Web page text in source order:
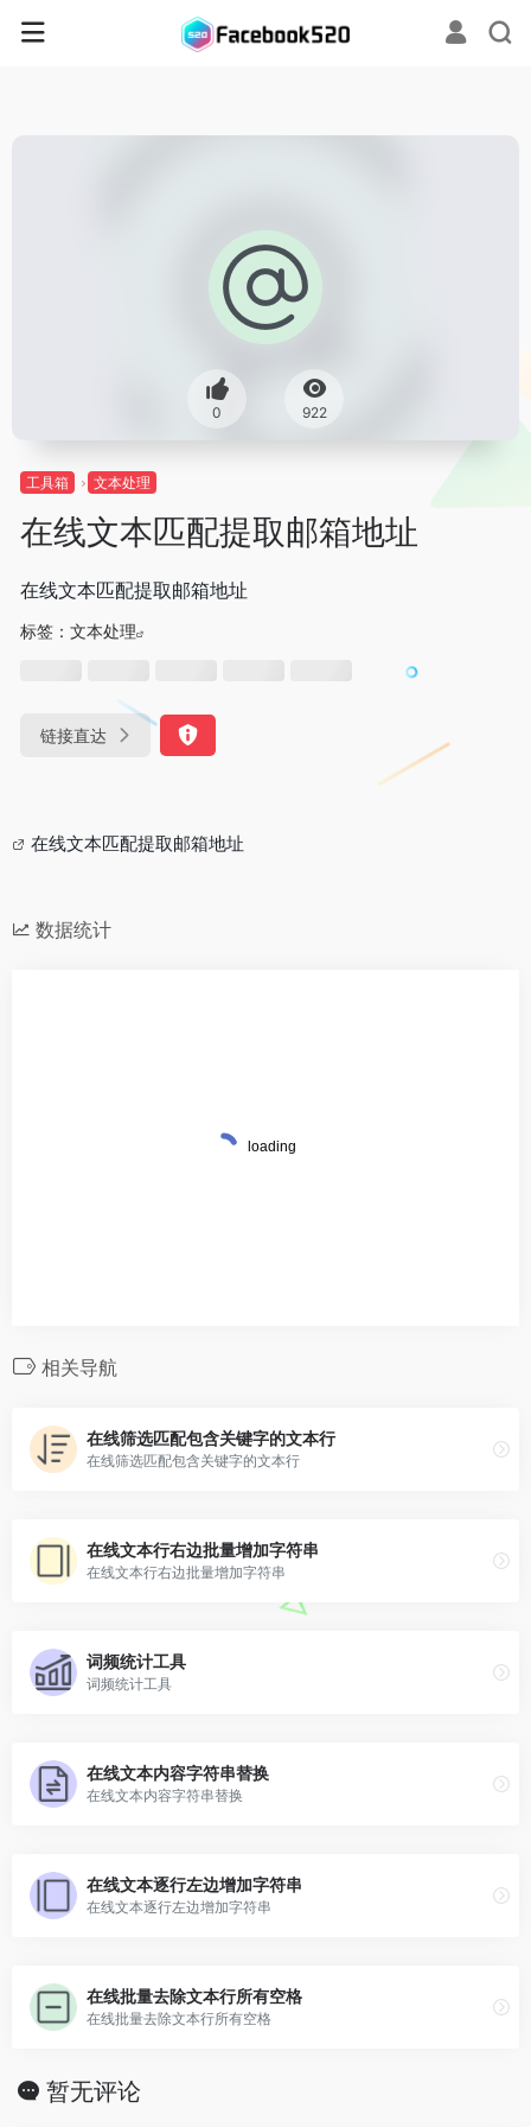
0 922
工具箱 文本处理
在线文本匹配提取邮箱地址
在线文本匹配提取邮箱地址
标签： 文本处理
链接直达
在线文本匹配提取邮箱地址
数据统计
相关导航
在线筛选匹配包含关键字的文本行
在线筛选匹配包含关键字的文本行
在线文本行右边批量增加字符串
在线文本行右边批量增加字符串
词频统计工具
词频统计工具
在线文本内容字符串替换
在线文本内容字符串替换
在线文本逐行左边增加字符串
在线文本逐行左边增加字符串
在线批量去除文本行所有空格
在线批量去除文本行所有空格
暂无评论